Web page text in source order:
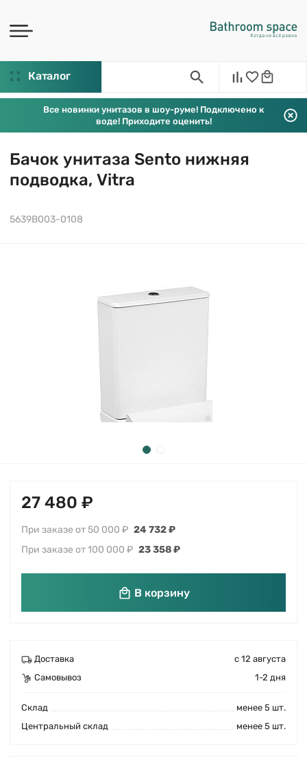
Каталог
Все новинки унитазов в шоу-руме! Подключено к
воде! Приходите оценить!
Бачок унитаза Sento нижняя
подводка, Vitra
5639B003-0108
27 480 ₽
При заказе от 50 000 ₽ 24 732 ₽
При заказе от 100 000 ₽ 23 358 ₽
В корзину
Доставка
с 12 августа
Самовывоз
1-2 дня
Cклад
менее 5 шт.
Центральный склад
менее 5 шт.